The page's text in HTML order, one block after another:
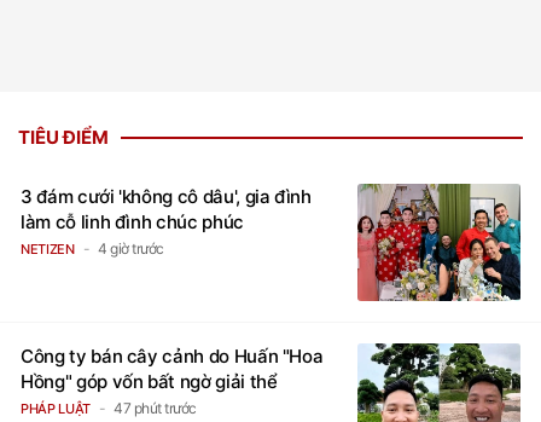
TIÊU ĐIỂM
3 đám cưới 'không cô dâu', gia đình
làm cỗ linh đình chúc phúc
NETIZEN 4 giờ trước
Công ty bán cây cảnh do Huấn "Hoa
Hồng" góp vốn bất ngờ giải thể
PHÁP LUẬT 47 phút trước